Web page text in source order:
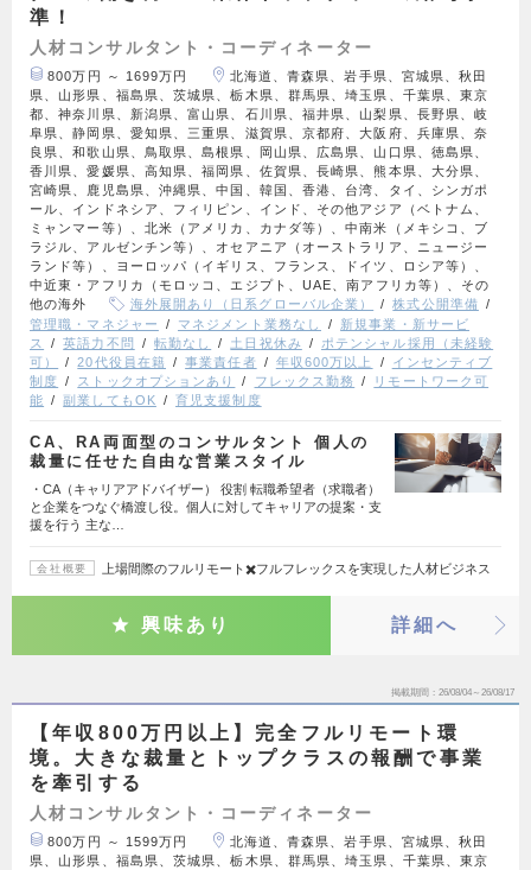
準！
人材コンサルタント・コーディネーター
800万円 ～ 1699万円
北海道、青森県、岩手県、宮城県、秋田
県、山形県、福島県、茨城県、栃木県、群馬県、埼玉県、千葉県、東京
都、神奈川県、新潟県、富山県、石川県、福井県、山梨県、長野県、岐
阜県、静岡県、愛知県、三重県、滋賀県、京都府、大阪府、兵庫県、奈
良県、和歌山県、鳥取県、島根県、岡山県、広島県、山口県、徳島県、
香川県、愛媛県、高知県、福岡県、佐賀県、長崎県、熊本県、大分県、
宮崎県、鹿児島県、沖縄県、中国、韓国、香港、台湾、タイ、シンガポ
ール、インドネシア、フィリピン、インド、その他アジア（ベトナム、
ミャンマー等）、北米（アメリカ、カナダ等）、中南米（メキシコ、ブ
ラジル、アルゼンチン等）、オセアニア（オーストラリア、ニュージー
ランド等）、ヨーロッパ（イギリス、フランス、ドイツ、ロシア等）、
中近東・アフリカ（モロッコ、エジプト、UAE、南アフリカ等）、その
他の海外
海外展開あり（日系グローバル企業）
株式公開準備
管理職・マネジャー
マネジメント業務なし
新規事業・新サービ
ス
英語力不問 転勤なし 土日祝休み
ポテンシャル採用（未経験
可）
20代役員在籍 事業責任者 年収600万以上
インセンティブ
制度
ストックオプションあり フレックス勤務
リモートワーク可
能
副業してもOK 育児支援制度
CA、RA両面型のコンサルタント 個人の
裁量に任せた自由な営業スタイル
・CA（キャリアアドバイザー） 役割 転職希望者（求職者）
と企業をつなぐ橋渡し役。個人に対してキャリアの提案・支
援を行う 主な…
会社概要 上場間際のフルリモート✖️フルフレックスを実現した人材ビジネス
興味あり 詳細へ
掲載期間 26/08/04～26/08/17
【年収800万円以上】完全フルリモート環
境。大きな裁量とトップクラスの報酬で事業
を牽引する
人材コンサルタント・コーディネーター
800万円 ～ 1599万円
北海道、青森県、岩手県、宮城県、秋田
県、山形県、福島県、茨城県、栃木県、群馬県、埼玉県、千葉県、東京